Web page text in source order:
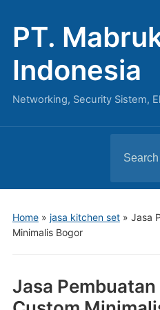
PT.
Indonesia
Networking, Security Sistem,
for:
Home» jasa kitchen set» Jasa
Minimalis Bogor
Jasa